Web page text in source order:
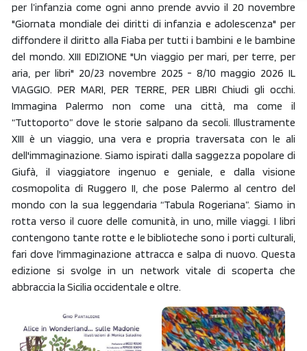
per l’infanzia come ogni anno prende avvio il 20 novembre
"Giornata mondiale dei diritti di infanzia e adolescenza" per
diffondere il diritto alla Fiaba per tutti i bambini e le bambine
del mondo. XIII EDIZIONE "Un viaggio per mari, per terre, per
aria, per libri" 20/23 novembre 2025 - 8/10 maggio 2026 IL
VIAGGIO. PER MARI, PER TERRE, PER LIBRI Chiudi gli occhi.
Immagina Palermo non come una città, ma come il
“Tuttoporto” dove le storie salpano da secoli. Illustramente
XIII è un viaggio, una vera e propria traversata con le ali
dell'immaginazione. Siamo ispirati dalla saggezza popolare di
Giufà, il viaggiatore ingenuo e geniale, e dalla visione
cosmopolita di Ruggero II, che pose Palermo al centro del
mondo con la sua leggendaria “Tabula Rogeriana”. Siamo in
rotta verso il cuore delle comunità, in uno, mille viaggi. I libri
contengono tante rotte e le biblioteche sono i porti culturali,
fari dove l'immaginazione attracca e salpa di nuovo. Questa
edizione si svolge in un network vitale di scoperta che
abbraccia la Sicilia occidentale e oltre.